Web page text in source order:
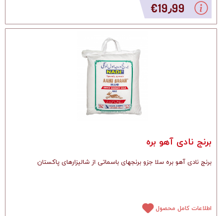
‎€19٫99
برنج نادی آهو بره
برنج نادی آهو بره سلا جزو برنجهای باسماتی از شالیزارهای پاکستان
اطلاعات کامل محصول